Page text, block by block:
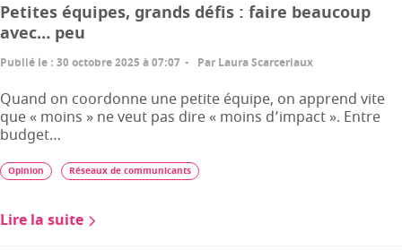
Petites équipes, grands défis : faire beaucoup
avec… peu
Publié le : 30 octobre 2025 à 07:07 Par Laura Scarceriaux
Quand on coordonne une petite équipe, on apprend vite
que « moins » ne veut pas dire « moins d’impact ». Entre
budget…
Lire la suite
Opinion Réseaux de communicants